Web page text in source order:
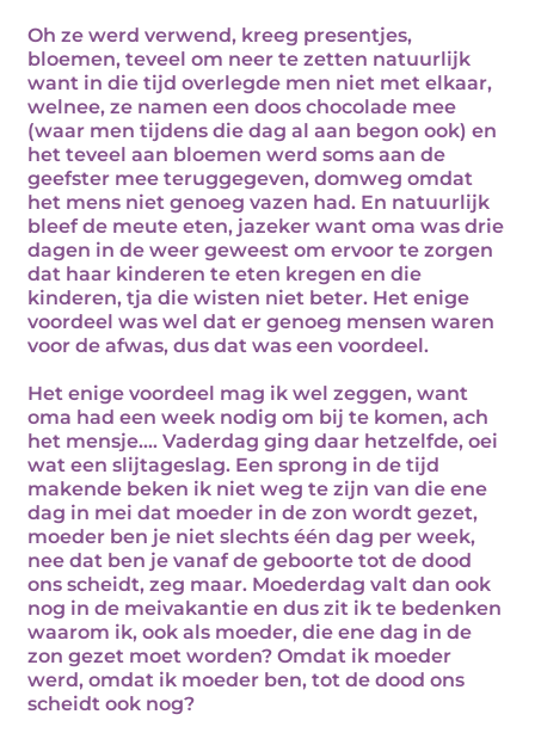
Oh ze werd verwend, kreeg presentjes,
bloemen, teveel om neer te zetten natuurlijk
want in die tijd overlegde men niet met elkaar,
welnee, ze namen een doos chocolade mee
(waar men tijdens die dag al aan begon ook) en
het teveel aan bloemen werd soms aan de
geefster mee teruggegeven, domweg omdat
het mens niet genoeg vazen had. En natuurlijk
bleef de meute eten, jazeker want oma was drie
dagen in de weer geweest om ervoor te zorgen
dat haar kinderen te eten kregen en die
kinderen, tja die wisten niet beter. Het enige
voordeel was wel dat er genoeg mensen waren
voor de afwas, dus dat was een voordeel.
Het enige voordeel mag ik wel zeggen, want
oma had een week nodig om bij te komen, ach
het mensje.... Vaderdag ging daar hetzelfde, oei
wat een slijtageslag. Een sprong in de tijd
makende beken ik niet weg te zijn van die ene
dag in mei dat moeder in de zon wordt gezet,
moeder ben je niet slechts één dag per week,
nee dat ben je vanaf de geboorte tot de dood
ons scheidt, zeg maar. Moederdag valt dan ook
nog in de meivakantie en dus zit ik te bedenken
waarom ik, ook als moeder, die ene dag in de
zon gezet moet worden? Omdat ik moeder
werd, omdat ik moeder ben, tot de dood ons
scheidt ook nog?